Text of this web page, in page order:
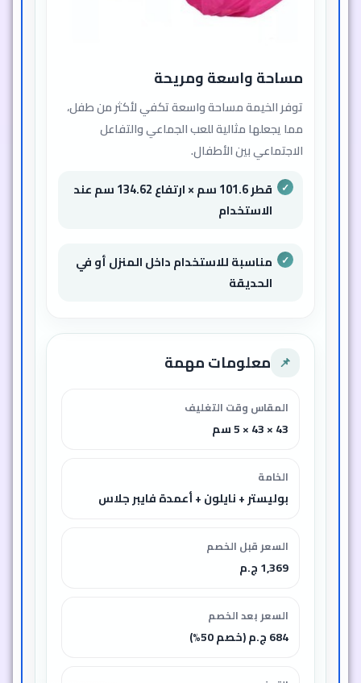
مساحة واسعة ومريحة
توفر الخيمة مساحة واسعة تكفي لأكثر من طفل،
مما يجعلها مثالية للعب الجماعي والتفاعل
الاجتماعي بين الأطفال.
قطر 101.6 سم × ارتفاع 134.62 سم عند
الاستخدام
مناسبة للاستخدام داخل المنزل أو في
الحديقة
📌 معلومات مهمة
المقاس وقت التغليف
43 × 43 × 5 سم
الخامة
بوليستر + نايلون + أعمدة فايبر جلاس
السعر قبل الخصم
1,369 ج.م
السعر بعد الخصم
684 ج.م (خصم 50%)